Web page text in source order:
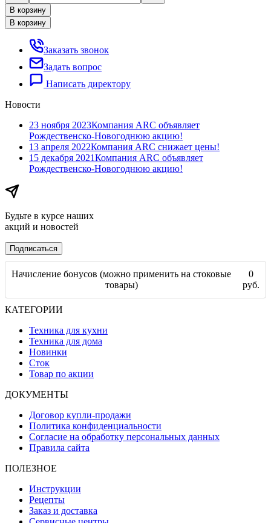
В корзину
В корзину
Заказать звонок
Задать вопрос
Написать директору
Новости
23 ноября 2023Компания ARC объявляет
Рождественско-Новогоднюю акцию!
13 апреля 2022Компания ARC​ снижает цены!
15 декабря 2021Компания ARC объявляет
Рождественско-Новогоднюю акцию!
Будьте в курсе наших
акций и новостей
Подписаться
Начисление бонусов (можно применить на стоковые
товары)
0
руб.
КАТЕГОРИИ
Техника для кухни
Техника для дома
Новинки
Сток
Товар по акции
ДОКУМЕНТЫ
Договор купли-продажи
Политика конфиденциальности
Согласие на обработку персональных данных
Правила сайта
ПОЛЕЗНОЕ
Инструкции
Рецепты
Заказ и доставка